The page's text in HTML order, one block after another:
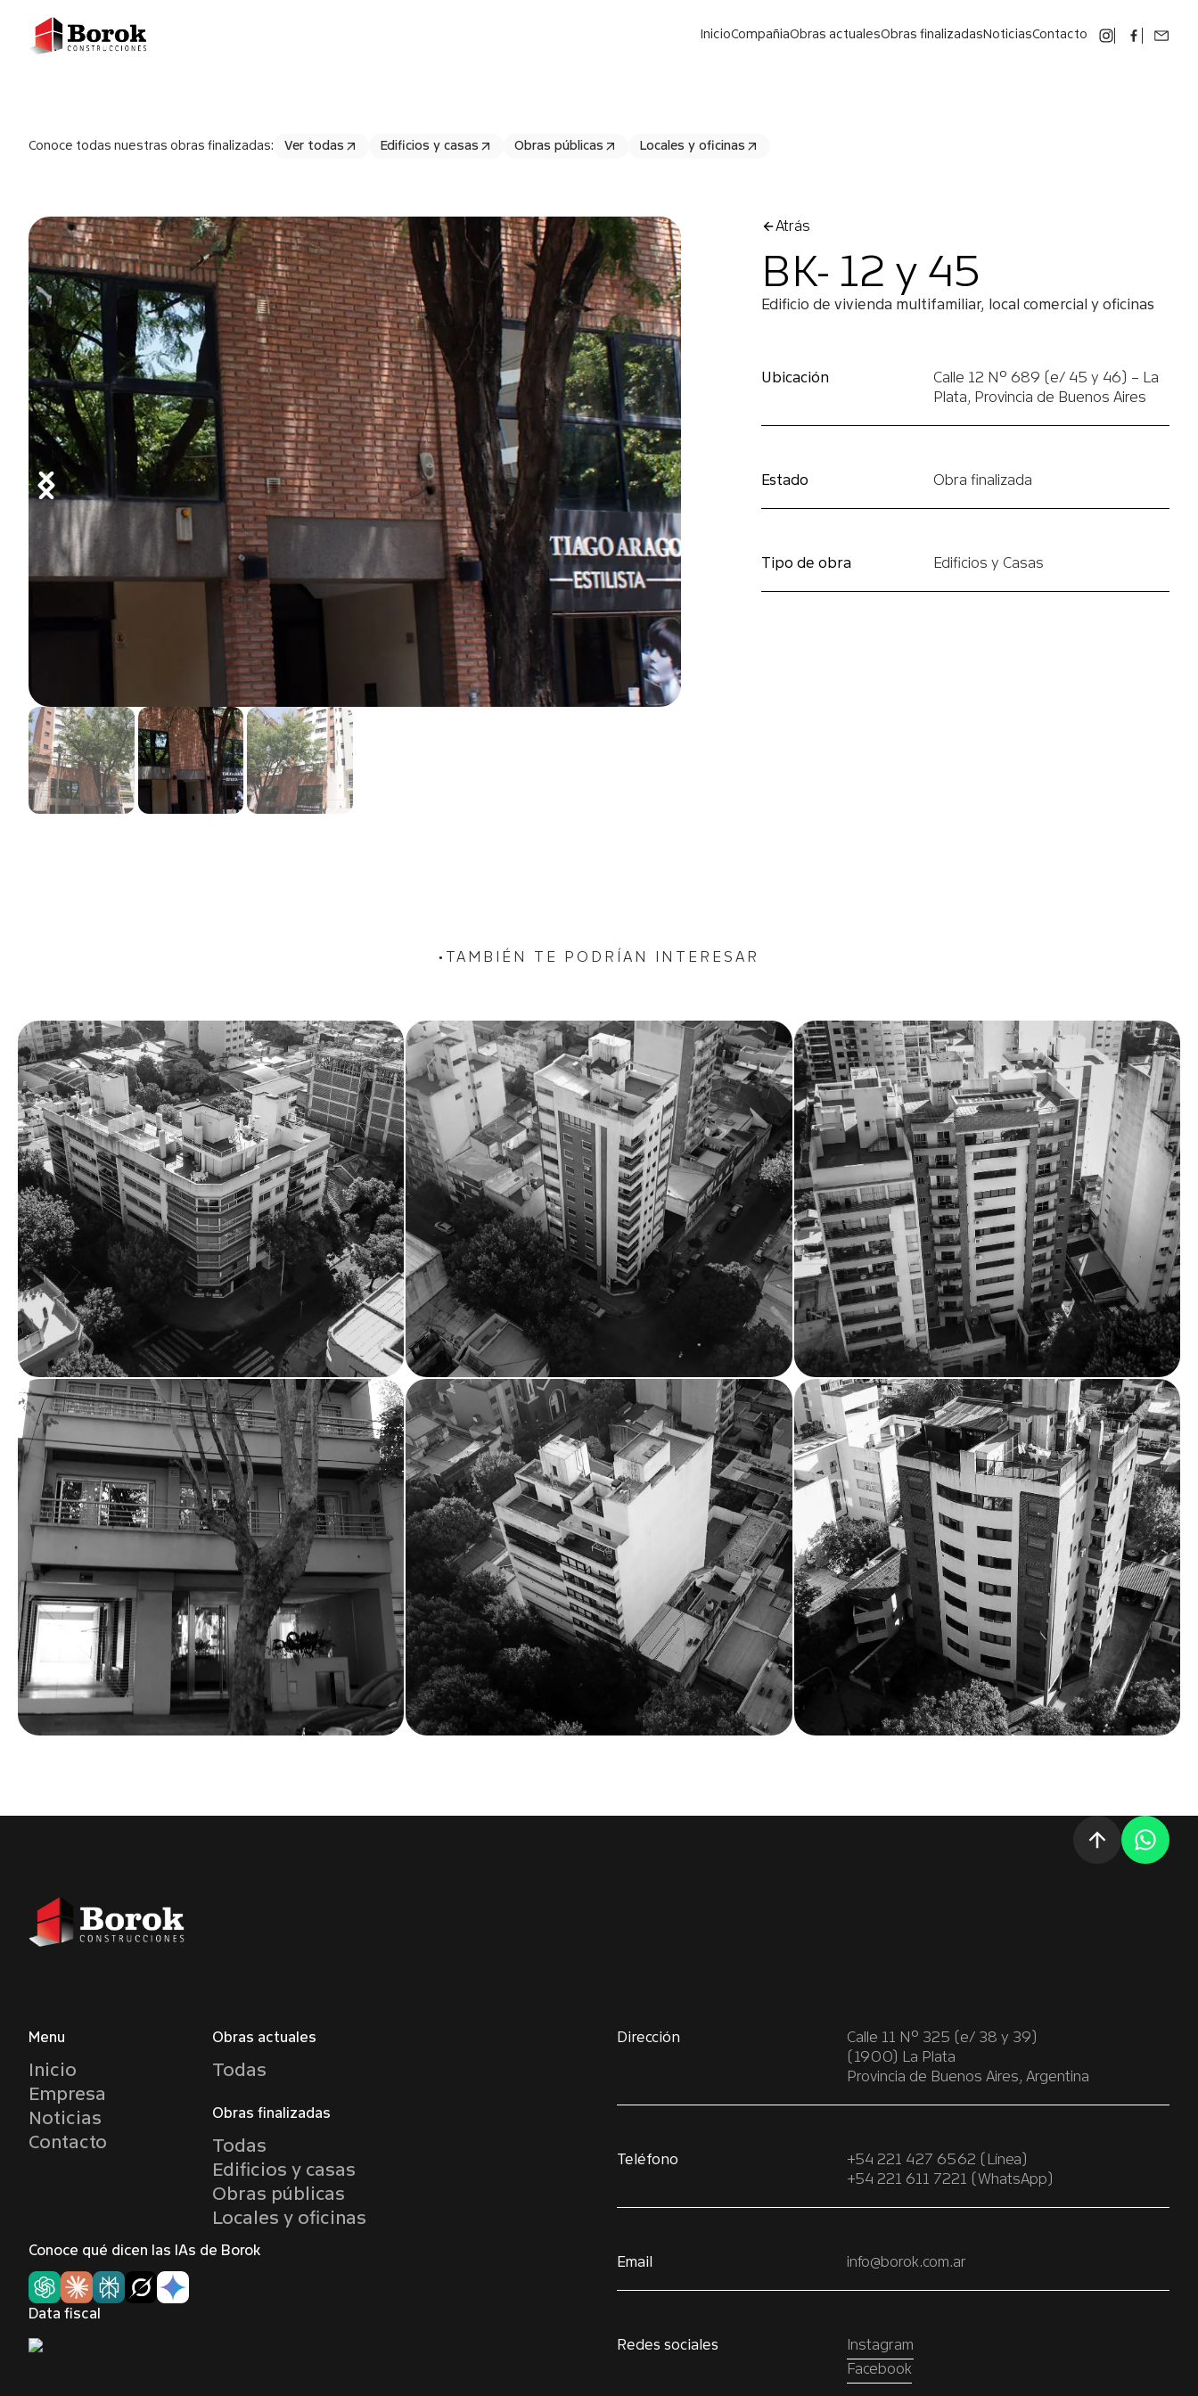
InicioCompañiaObras actualesObras finalizadasNoticiasContacto
Conoce todas nuestras obras finalizadas: Ver todas Edificios y casas Obras públicas Locales y oficinas
Atrás
BK- 12 y 45
Edificio de vivienda multifamiliar, local comercial y oficinas
Ubicación
Calle 12 Nº 689 (e/ 45 y 46) – La
Plata, Provincia de Buenos Aires
Estado Obra finalizada
Tipo de obra Edificios y Casas
● TAMBIÉN TE PODRÍAN INTERESAR
Menu
Inicio
Empresa
Noticias
Contacto
Obras actuales
Todas
Obras finalizadas
Todas
Edificios y casas
Obras públicas
Locales y oficinas
Conoce qué dicen las IAs de Borok
Data fiscal
Dirección
Calle 11 Nº 325 (e/ 38 y 39)
(1900) La Plata
Provincia de Buenos Aires, Argentina
Teléfono
+54 221 427 6562 (Línea)
+54 221 611 7221 (WhatsApp)
Email info@borok.com.ar
Redes sociales
Instagram
Facebook